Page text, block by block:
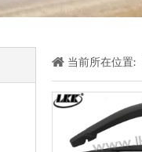
当前所在位置: